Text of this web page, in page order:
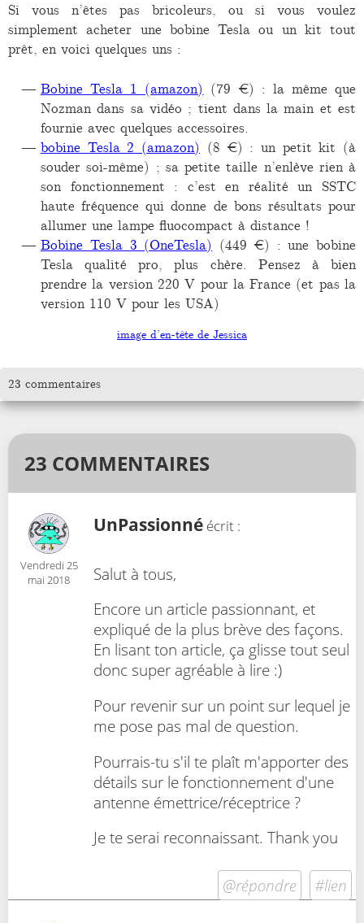
Si vous n’êtes pas bricoleurs, ou si vous voulez
simplement acheter une bobine Tesla ou un kit tout
prêt, en voici quelques uns :
Bobine Tesla 1 (amazon) (79 €) : la même que
Nozman dans sa vidéo ; tient dans la main et est
fournie avec quelques accessoires.
bobine Tesla 2 (amazon) (8 €) : un petit kit (à
souder soi-même) ; sa petite taille n’enlève rien à
son fonctionnement : c’est en réalité un SSTC
haute fréquence qui donne de bons résultats pour
allumer une lampe fluocompact à distance !
Bobine Tesla 3 (OneTesla) (449 €) : une bobine
Tesla qualité pro, plus chère. Pensez à bien
prendre la version 220 V pour la France (et pas la
version 110 V pour les USA)
image d’en-tête de Jessica
23 commentaires
23 COMMENTAIRES
Vendredi 25
mai 2018
UnPassionné écrit :
Salut à tous,
Encore un article passionnant, et
expliqué de la plus brève des façons.
En lisant ton article, ça glisse tout seul
donc super agréable à lire :)
Pour revenir sur un point sur lequel je
me pose pas mal de question.
Pourrais-tu s'il te plaît m'apporter des
détails sur le fonctionnement d'une
antenne émettrice/réceptrice ?
Je te serai reconnaissant. Thank you
@répondre #lien